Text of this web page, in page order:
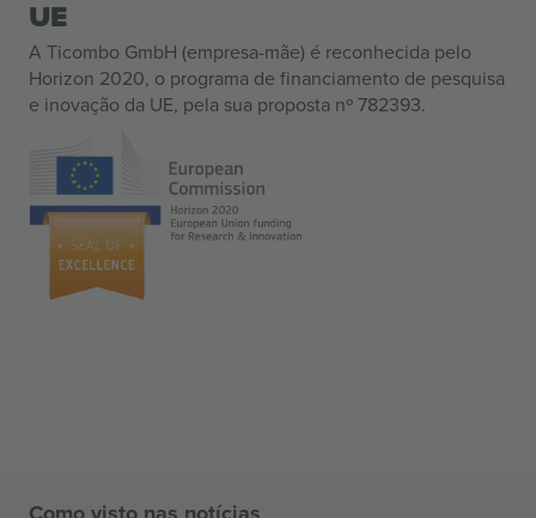
UE
A Ticombo GmbH (empresa-mãe) é reconhecida pelo
Horizon 2020, o programa de financiamento de pesquisa
e inovação da UE, pela sua proposta nº 782393.